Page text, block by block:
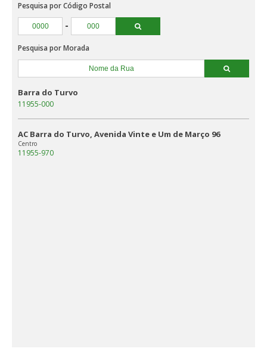
Pesquisa por Código Postal
-
Pesquisa por Morada
Barra do Turvo
11955-000
AC Barra do Turvo, Avenida Vinte e Um de Março 96
Centro
11955-970